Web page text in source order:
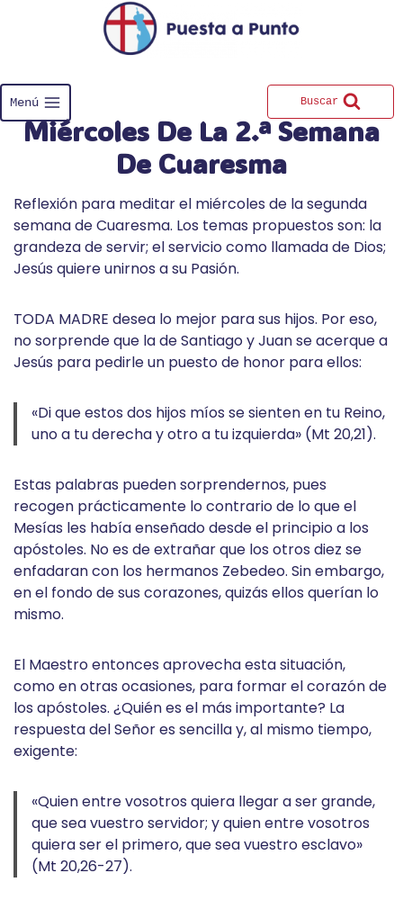
Menú Buscar
Miércoles De La 2.ª Semana
De Cuaresma
Reflexión para meditar el miércoles de la segunda
semana de Cuaresma. Los temas propuestos son: la
grandeza de servir; el servicio como llamada de Dios;
Jesús quiere unirnos a su Pasión.
TODA MADRE desea lo mejor para sus hijos. Por eso,
no sorprende que la de Santiago y Juan se acerque a
Jesús para pedirle un puesto de honor para ellos:
«Di que estos dos hijos míos se sienten en tu Reino,
uno a tu derecha y otro a tu izquierda» (Mt 20,21).
Estas palabras pueden sorprendernos, pues
recogen prácticamente lo contrario de lo que el
Mesías les había enseñado desde el principio a los
apóstoles. No es de extrañar que los otros diez se
enfadaran con los hermanos Zebedeo. Sin embargo,
en el fondo de sus corazones, quizás ellos querían lo
mismo.
El Maestro entonces aprovecha esta situación,
como en otras ocasiones, para formar el corazón de
los apóstoles. ¿Quién es el más importante? La
respuesta del Señor es sencilla y, al mismo tiempo,
exigente:
«Quien entre vosotros quiera llegar a ser grande,
que sea vuestro servidor; y quien entre vosotros
quiera ser el primero, que sea vuestro esclavo»
(Mt 20,26-27).